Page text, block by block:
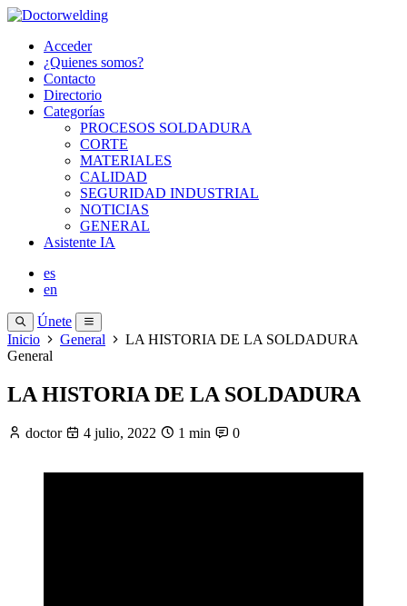
Acceder
¿Quienes somos?
Contacto
Directorio
Categorías
PROCESOS SOLDADURA
CORTE
MATERIALES
CALIDAD
SEGURIDAD INDUSTRIAL
NOTICIAS
GENERAL
Asistente IA
es
en
Únete
Inicio
General
LA HISTORIA DE LA SOLDADURA
General
LA HISTORIA DE LA SOLDADURA
doctor 4 julio, 2022 1 min 0